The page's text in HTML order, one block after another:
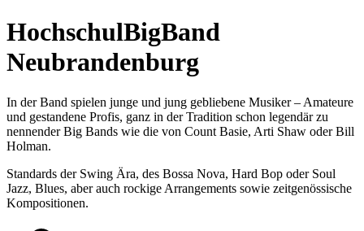
HochschulBigBand
Neubrandenburg
In der Band spielen junge und jung gebliebene Musiker – Amateure
und gestandene Profis, ganz in der Tradition schon legendär zu
nennender Big Bands wie die von Count Basie, Arti Shaw oder Bill
Holman.
Standards der Swing Ära, des Bossa Nova, Hard Bop oder Soul
Jazz, Blues, aber auch rockige Arrangements sowie zeitgenössische
Kompositionen.